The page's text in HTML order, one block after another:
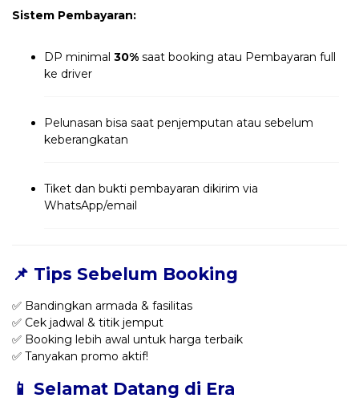
Sistem Pembayaran:
DP minimal 30% saat booking atau Pembayaran full
ke driver
Pelunasan bisa saat penjemputan atau sebelum
keberangkatan
Tiket dan bukti pembayaran dikirim via
WhatsApp/email
📌 Tips Sebelum Booking
✅ Bandingkan armada & fasilitas
✅ Cek jadwal & titik jemput
✅ Booking lebih awal untuk harga terbaik
✅ Tanyakan promo aktif!
📱 Selamat Datang di Era